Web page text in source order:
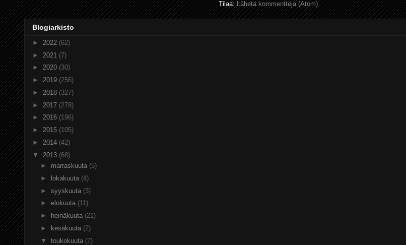
Tilaa:Lähetä kommentteja (Atom)
Blogiarkisto
► 2022 (62)
► 2021 (7)
► 2020 (30)
► 2019 (256)
► 2018 (327)
► 2017 (278)
► 2016 (196)
► 2015 (105)
► 2014 (42)
▼ 2013 (68)
► marraskuuta (5)
►
lokakuuta (4)
► syyskuuta (3)
► elokuuta (11)
►
heinäkuuta (21)
►
kesäkuuta (2)
▼ toukokuuta (7)